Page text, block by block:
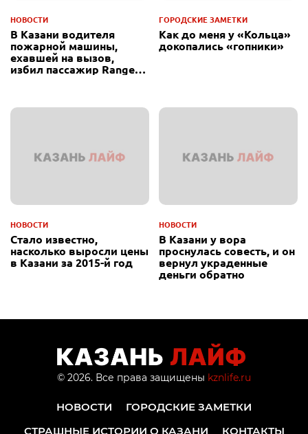
НОВОСТИ
В Казани водителя
пожарной машины,
ехавшей на вызов,
избил пассажир Range
ГОРОДСКИЕ ЗАМЕТКИ
Как до меня у «Кольца»
докопались «гопники»
НОВОСТИ
Стало известно,
насколько выросли цены
в Казани за 2015-й год
НОВОСТИ
В Казани у вора
проснулась совесть, и он
вернул украденные
деньги обратно
© 2026. Все права защищены kznlife.ru
НОВОСТИ
ГОРОДСКИЕ ЗАМЕТКИ
СТРАШНЫЕ ИСТОРИИ О КАЗАНИ
КОНТАКТЫ